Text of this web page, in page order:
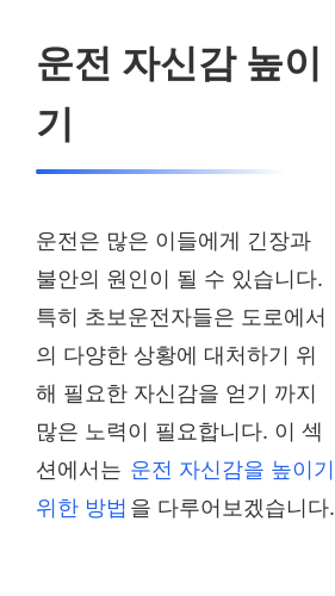
운전 자신감 높이
기
운전은 많은 이들에게 긴장과
불안의 원인이 될 수 있습니다.
특히 초보운전자들은 도로에서
의 다양한 상황에 대처하기 위
해 필요한 자신감을 얻기 까지
많은 노력이 필요합니다. 이 섹
션에서는 운전 자신감을 높이기
위한 방법 을 다루어보겠습니다.